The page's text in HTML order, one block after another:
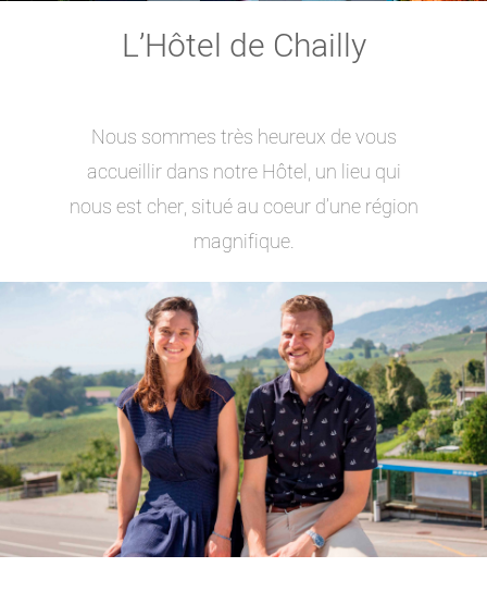
L’Hôtel de Chailly
Nous sommes très heureux de vous
accueillir dans notre Hôtel, un lieu qui
nous est cher, situé au coeur d’une région
magnifique.